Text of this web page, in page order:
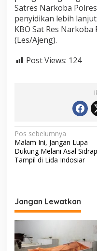
Satres Narkoba
penyidikan lebih
KBO Sat Res
(Les/Ajeng).
Post Views: 124
N
a
v
a
s
i
p
Pos sebelumnya
Malam Ini, Jangan Lupa
Dukung Melani Asal Sidrap
Tampil di Lida Indosiar
Jangan Lewatkan